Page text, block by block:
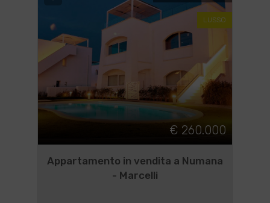
LUSSO
€ 260.000
Appartamento in vendita a Numana
- Marcelli